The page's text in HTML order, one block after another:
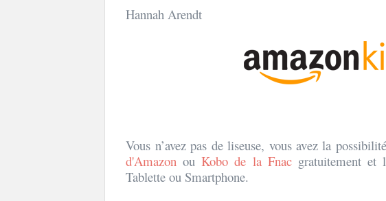
Hannah Arendt
Vous n’avez pas de liseuse, vous avez la
d'Amazon ou Kobo de la Fnacgratuitement et
Tablette ou Smartphone.